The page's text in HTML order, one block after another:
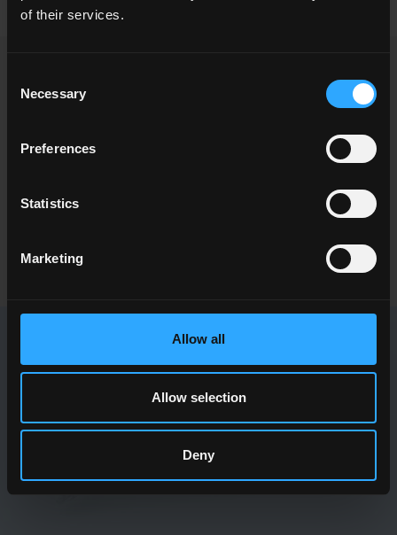
of their services.
Selection
Necessary
Preferences
Statistics
Marketing
Allow all
Allow selection
Deny
FORDERN SIE INFORMATIONEN
Möchten Sie mehr Informationen zu unseren Boden- und
NEWSLETTER DEL CONCA
Sie erhalten alle jüngsten Neuigkeiten zu unseren Kollektionen,
Events, Partnerschaften und Produktinnovationen.